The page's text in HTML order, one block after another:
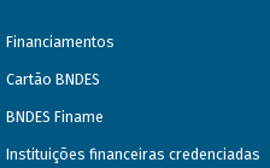
Financiamentos
Cartão BNDES
BNDES Finame
Instituições financeiras credenciadas